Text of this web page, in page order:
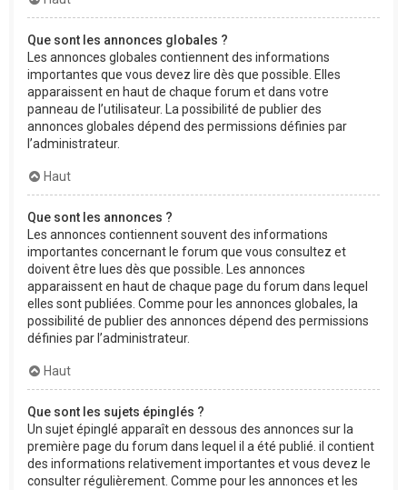
Que sont les annonces globales ?
Les annonces globales contiennent des informations
importantes que vous devez lire dès que possible. Elles
apparaissent en haut de chaque forum et dans votre
panneau de l’utilisateur. La possibilité de publier des
annonces globales dépend des permissions définies par
l’administrateur.
Haut
Que sont les annonces ?
Les annonces contiennent souvent des informations
importantes concernant le forum que vous consultez et
doivent être lues dès que possible. Les annonces
apparaissent en haut de chaque page du forum dans lequel
elles sont publiées. Comme pour les annonces globales, la
possibilité de publier des annonces dépend des permissions
définies par l’administrateur.
Haut
Que sont les sujets épinglés ?
Un sujet épinglé apparaît en dessous des annonces sur la
première page du forum dans lequel il a été publié. il contient
des informations relativement importantes et vous devez le
consulter régulièrement. Comme pour les annonces et les